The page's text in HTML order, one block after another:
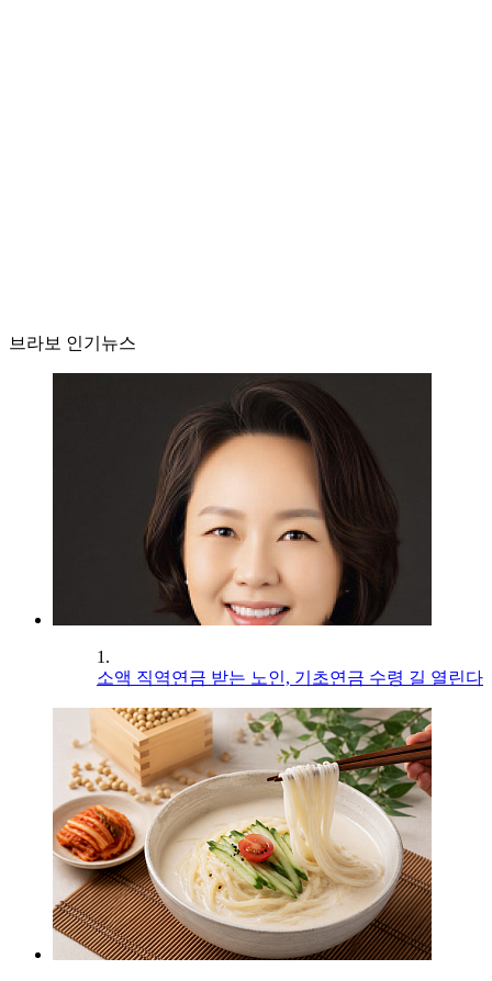
브라보 인기뉴스
1.
소액 직역연금 받는 노인, 기초연금 수령 길 열린다